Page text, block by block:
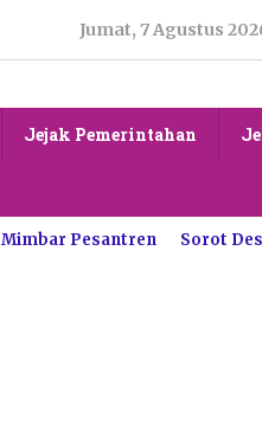
Jumat, 7 Agustus
Jejak Pemerintahan
Mimbar Pesantren Sorot